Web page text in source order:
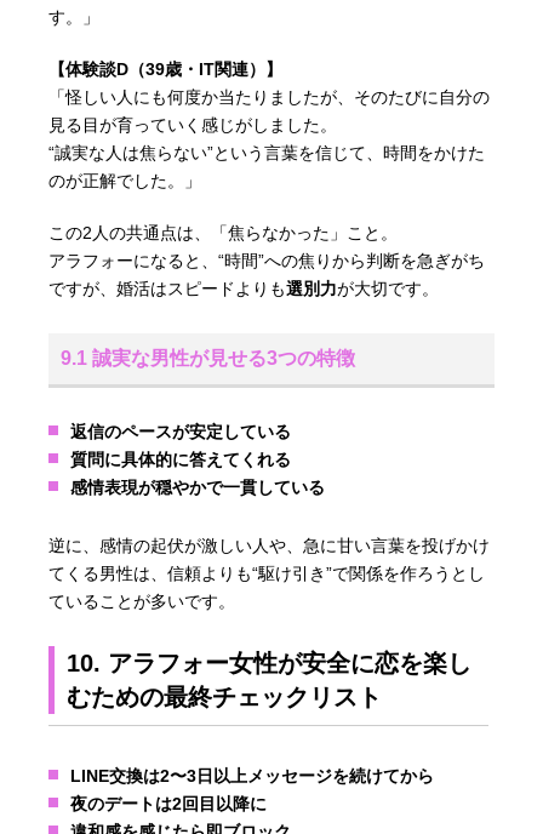
す。」
【体験談D（39歳・IT関連）】
「怪しい人にも何度か当たりましたが、そのたびに自分の
見る目が育っていく感じがしました。
“誠実な人は焦らない”という言葉を信じて、時間をかけた
のが正解でした。」
この2人の共通点は、「焦らなかった」こと。
アラフォーになると、“時間”への焦りから判断を急ぎがち
ですが、婚活はスピードよりも選別力が大切です。
9.1 誠実な男性が見せる3つの特徴
返信のペースが安定している
質問に具体的に答えてくれる
感情表現が穏やかで一貫している
逆に、感情の起伏が激しい人や、急に甘い言葉を投げかけ
てくる男性は、信頼よりも“駆け引き”で関係を作ろうとし
ていることが多いです。
10. アラフォー女性が安全に恋を楽し
むための最終チェックリスト
LINE交換は2〜3日以上メッセージを続けてから
夜のデートは2回目以降に